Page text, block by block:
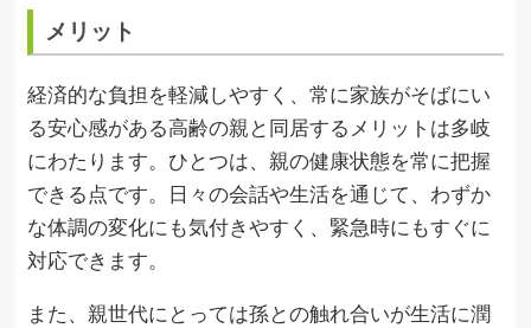
メリット
経済的な負担を軽減しやすく、常に家族がそばにい
る安心感がある高齢の親と同居するメリットは多岐
にわたります。ひとつは、親の健康状態を常に把握
できる点です。日々の会話や生活を通じて、わずか
な体調の変化にも気付きやすく、緊急時にもすぐに
対応できます。
また、親世代にとっては孫との触れ合いが生活に潤